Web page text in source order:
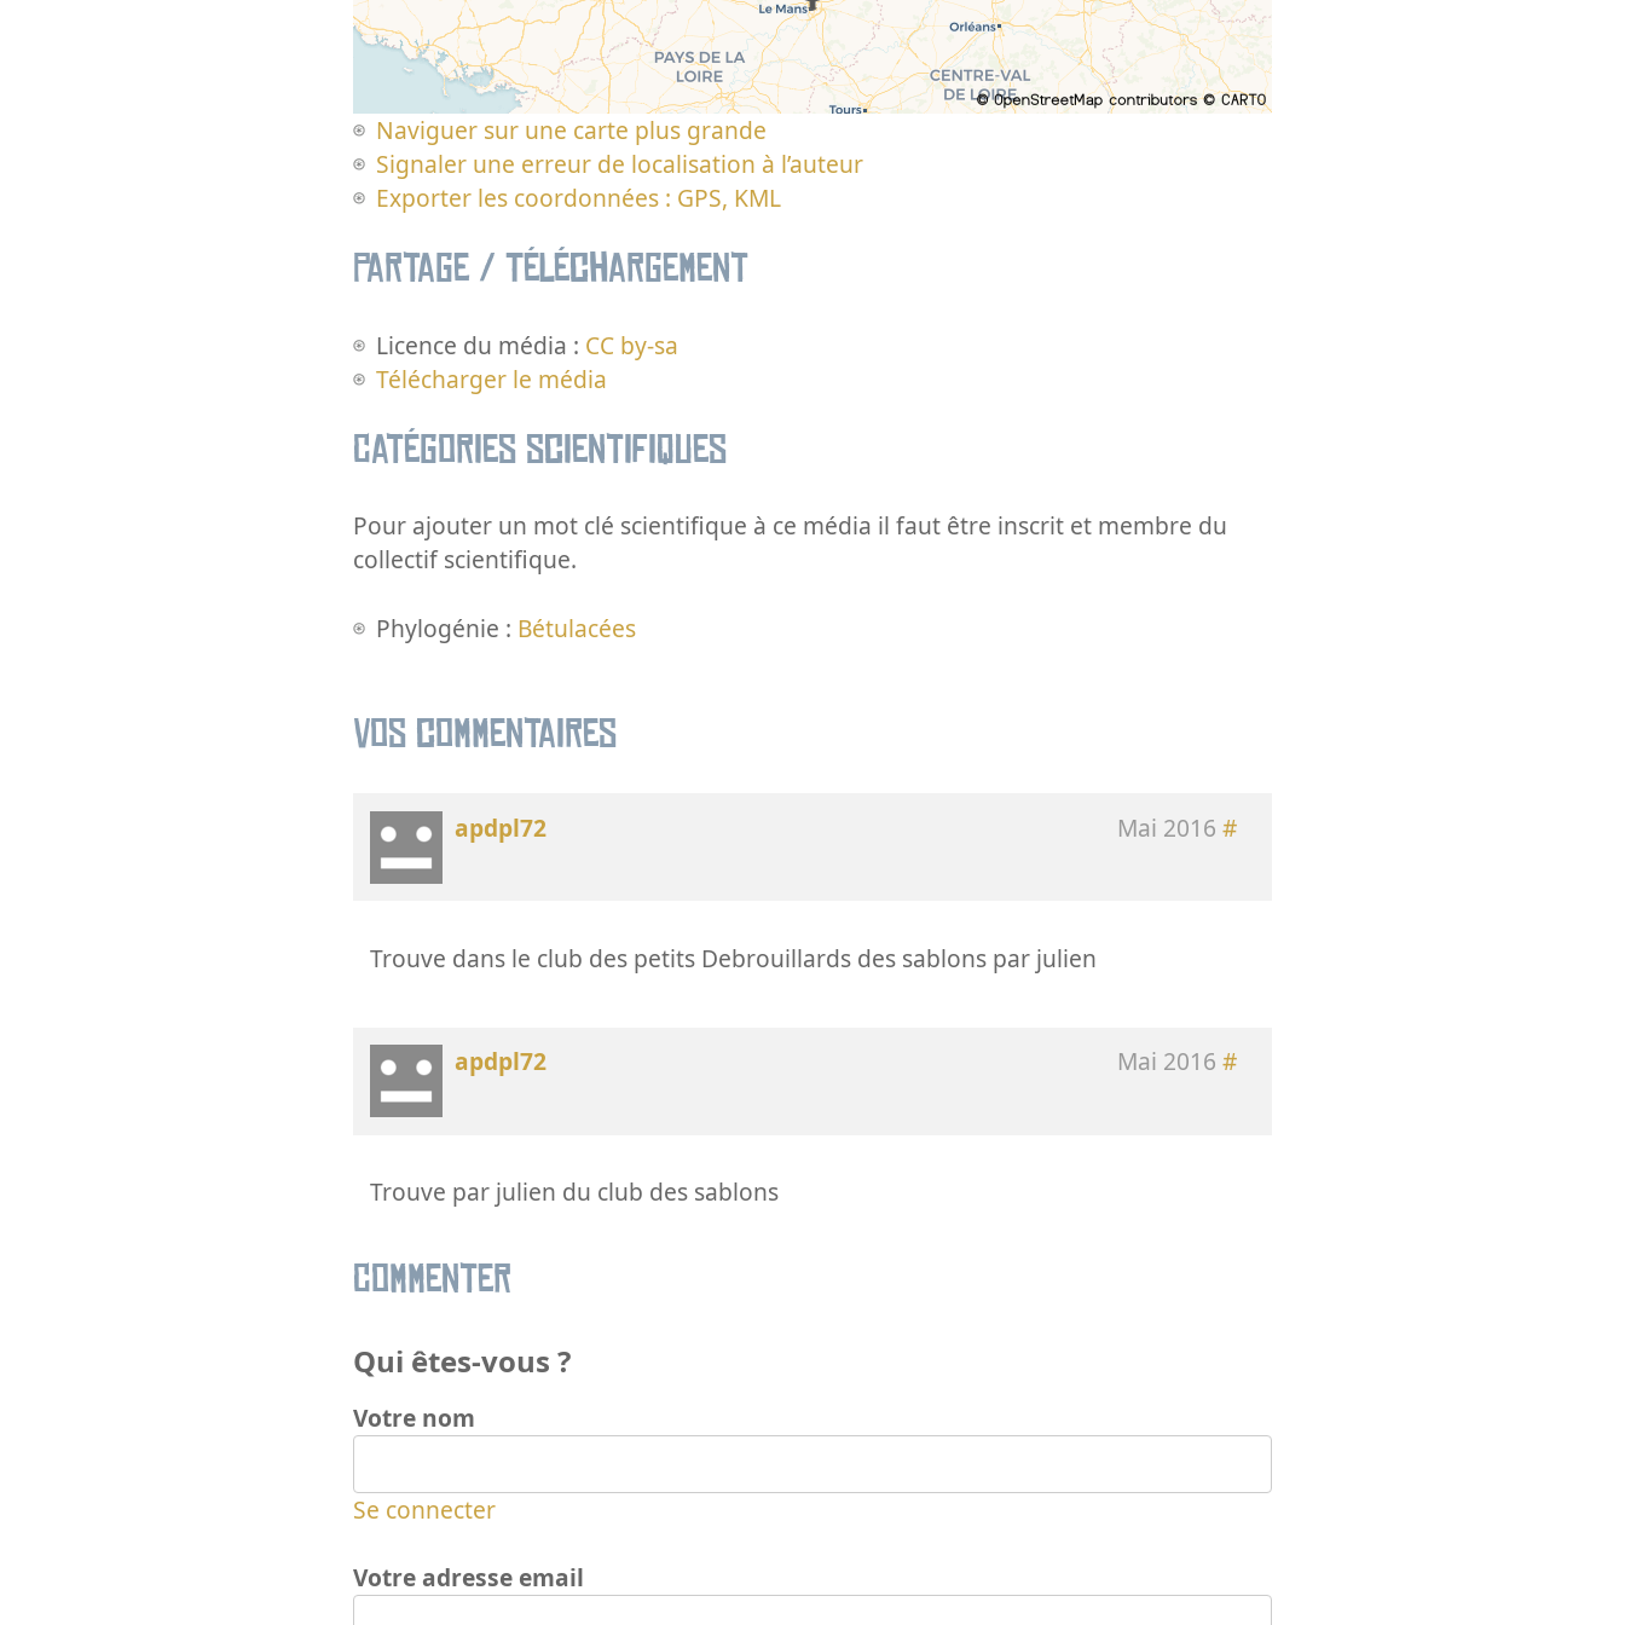
Naviguer sur une carte plus grande
Signaler une erreur de localisation à l’auteur
Exporter les coordonnées : GPS, KML
Partage / Téléchargement
Licence du média : CC by-sa
Télécharger le média
Catégories scientifiques
Pour ajouter un mot clé scientifique à ce média il faut être inscrit et membre du
collectif scientifique.
Phylogénie : Bétulacées
Vos commentaires
apdpl72 Mai 2016 #
Trouve dans le club des petits Debrouillards des sablons par julien
apdpl72 Mai 2016 #
Trouve par julien du club des sablons
Commenter
Qui êtes-vous ?
Votre nom
Se connecter
Votre adresse email